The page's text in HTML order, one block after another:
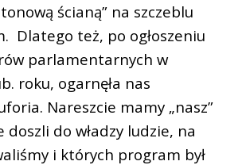
ścianą” na szczeblu
Dlatego też, po ogłoszeniu
parlamentarnych w
roku, ogarnęła nas
Nareszcie mamy „nasz”
doszli do władzy ludzie, na
i których program był